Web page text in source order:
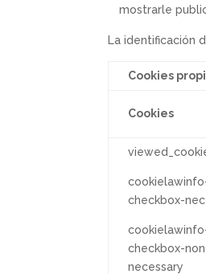
mostrarle
La identificación
Cookies
Cookies
checkbox-
checkbox-
necessary